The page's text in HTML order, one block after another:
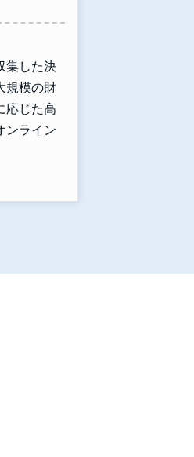
集した決
規模の財
応じた高
ンライン